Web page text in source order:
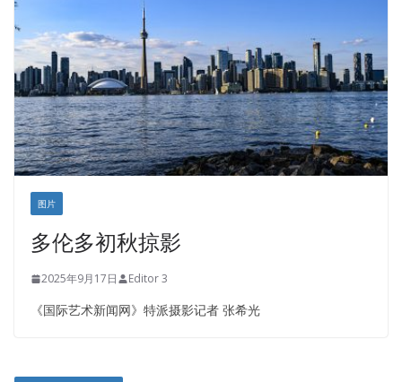
图片
多伦多初秋掠影
2025年9月17日 Editor 3
《国际艺术新闻网》特派摄影记者 张希光